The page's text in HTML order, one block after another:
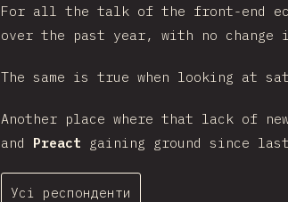
For all the talk of the front-end
over the past year, with no change
The same is true when looking at
Another place where that lack of
and Preact gaining ground since
Усі респонденти